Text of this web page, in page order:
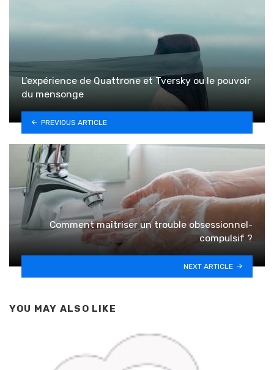
L’expérience de Quattrone et Tversky ou le pouvoir
du mensonge
PREVIOUS ARTICLE
Comment maîtriser un trouble obsessionnel-
compulsif ?
NEXT ARTICLE
YOU MAY ALSO LIKE